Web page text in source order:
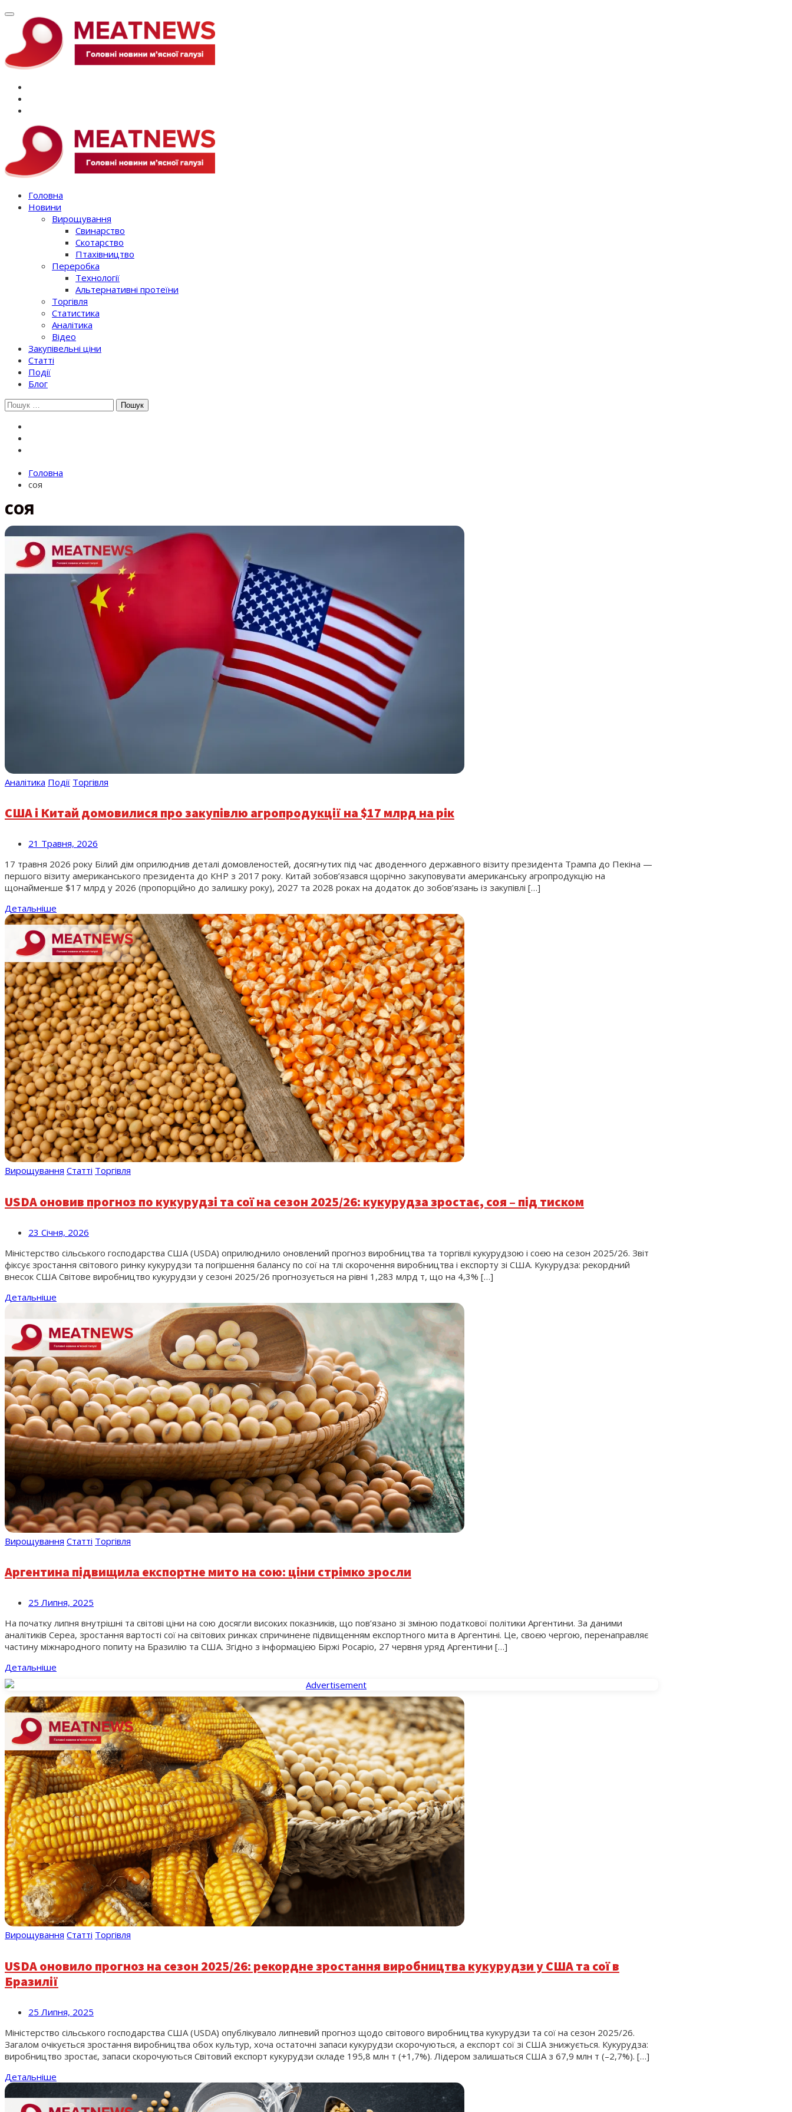
Перейти
вмісту
Головна
Новини
Вирощування
Свинарство
Скотарство
Птахівництво
Переробка
Технології
Альтернативні протеїни
Торгівля
Статистика
Аналітика
Відео
Закупівельні ціни
Статті
Події
Блог
Шукати:
Головна
соя
соя
Аналітика Події Торгівля
США і Китай домовилися про закупівлю агропродукції на $17 млрд на рік
21 Травня, 2026
17 травня 2026 року Білий дім оприлюднив деталі домовленостей, досягнутих під час дводенного державного візиту президента Трампа до Пекіна —
першого візиту американського президента до КНР з 2017 року. Китай зобов’язався щорічно закуповувати американську агропродукцію на
щонайменше $17 млрд у 2026 (пропорційно до залишку року), 2027 та 2028 роках на додаток до зобов’язань із закупівлі […]
Детальніше
Вирощування Статті Торгівля
USDA оновив прогноз по кукурудзі та сої на сезон 2025/26: кукурудза зростає, соя – під тиском
23 Січня, 2026
Міністерство сільського господарства США (USDA) оприлюднило оновлений прогноз виробництва та торгівлі кукурудзою і соєю на сезон 2025/26. Звіт
фіксує зростання світового ринку кукурудзи та погіршення балансу по сої на тлі скорочення виробництва і експорту зі США. Кукурудза: рекордний
внесок США Світове виробництво кукурудзи у сезоні 2025/26 прогнозується на рівні 1,283 млрд т, що на 4,3% […]
Детальніше
Вирощування Статті Торгівля
Аргентина підвищила експортне мито на сою: ціни стрімко зросли
25 Липня, 2025
На початку липня внутрішні та світові ціни на сою досягли високих показників, що пов’язано зі зміною податкової політики Аргентини. За даними
аналітиків Cepea, зростання вартості сої на світових ринках спричинене підвищенням експортного мита в Аргентині. Це, своєю чергою, перенаправляє
частину міжнародного попиту на Бразилію та США. Згідно з інформацією Біржі Росаріо, 27 червня уряд Аргентини […]
Детальніше
Вирощування Статті Торгівля
USDA оновило прогноз на сезон 2025/26: рекордне зростання виробництва кукурудзи у США та сої в
Бразилії
25 Липня, 2025
Міністерство сільського господарства США (USDA) опублікувало липневий прогноз щодо світового виробництва кукурудзи та сої на сезон 2025/26.
Загалом очікується зростання виробництва обох культур, хоча остаточні запаси кукурудзи скорочуються, а експорт сої зі США знижується. Кукурудза:
виробництво зростає, запаси скорочуються Світовий експорт кукурудзи складе 195,8 млн т (+1,7%). Лідером залишаться США з 67,9 млн т (–2,7%). […]
Детальніше